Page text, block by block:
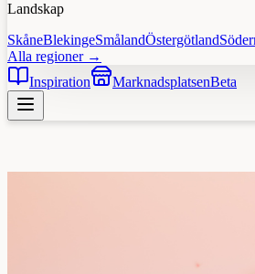
Landskap
SkåneBlekingeSmålandÖstergötland
Alla regioner →
Inspiration
MarknadsplatsenBeta